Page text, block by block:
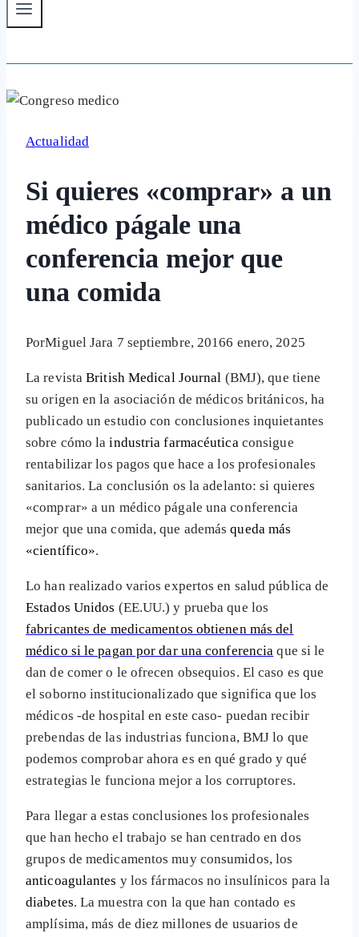
Actualidad
Si quieres «comprar» a un
médico págale una
conferencia mejor que
una comida
PorMiguel Jara 7 septiembre, 20166 enero, 2025
La revistaBritish Medical Journal (BMJ), que tiene
su origen en la asociación de médicos británicos, ha
publicado un estudio con conclusiones inquietantes
sobre cómo laindustria farmacéuticaconsigue
rentabilizar los pagos que hace a los profesionales
sanitarios. La conclusión os la adelanto: si quieres
«comprar» a un médico págale una conferencia
mejor que una comida, que ademásqueda más
«científico».
Lo han realizado varios expertos en salud pública de
Estados Unidos (EE.UU.) y prueba que los
fabricantes de medicamentos obtienen más del
médico si le pagan por dar una conferencia que si le
dan de comer o le ofrecen obsequios. El caso es que
el soborno institucionalizado que significa que los
médicos -de hospital en este caso- puedan recibir
prebendas de las industrias funciona, BMJ lo que
podemos comprobar ahora es en qué grado y qué
estrategias le funciona mejor a los corruptores.
Para llegar a estas conclusiones los profesionales
que han hecho el trabajo se han centrado en dos
grupos de medicamentos muy consumidos, los
anticoagulantes y los fármacos no insulínicos para la
diabetes. La muestra con la que han contado es
amplísima, más de diez millones de usuarios de